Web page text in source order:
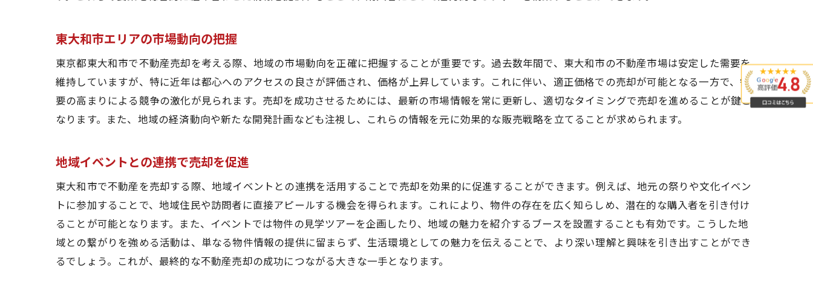
資産価値を最大限に引き出す秘訣
目標達成に向けたロードマップの作成
売却を加速させるためのタイミング戦略
不動産業界のプロが語る東京都東大和市での売却成功事例
課題を克服した具体的なケーススタディ
成功の鍵となった要因の分析
事例に見る市場のトレンドと変化
成功事例が示す今後の展望
地域市場を熟知した不動産売却で得る信頼と安心
東大和市エリアの市場動向の把握
東京都東大和市で不動産売却を考える際、地域の市場動向を正確に把握することが重要です。過去数年間で、東大和市の不動産市場は安定した需要を
維持していますが、特に近年は都心へのアクセスの良さが評価され、価格が上昇しています。これに伴い、適正価格での売却が可能となる一方で、需
要の高まりによる競争の激化が見られます。売却を成功させるためには、最新の市場情報を常に更新し、適切なタイミングで売却を進めることが鍵と
なります。また、地域の経済動向や新たな開発計画なども注視し、これらの情報を元に効果的な販売戦略を立てることが求められます。
地域イベントとの連携で売却を促進
東大和市で不動産を売却する際、地域イベントとの連携を活用することで売却を効果的に促進することができます。例えば、地元の祭りや文化イベン
トに参加することで、地域住民や訪問者に直接アピールする機会を得られます。これにより、物件の存在を広く知らしめ、潜在的な購入者を引き付け
ることが可能となります。また、イベントでは物件の見学ツアーを企画したり、地域の魅力を紹介するブースを設置することも有効です。こうした地
域との繋がりを強める活動は、単なる物件情報の提供に留まらず、生活環境としての魅力を伝えることで、より深い理解と興味を引き出すことができ
るでしょう。これが、最終的な不動産売却の成功につながる大きな一手となります。